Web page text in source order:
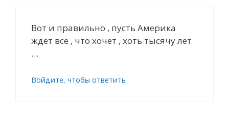
Вот и правильно , пусть Америка
ждёт всё , что хочет , хоть тысячу лет
…
Войдите, чтобы ответить